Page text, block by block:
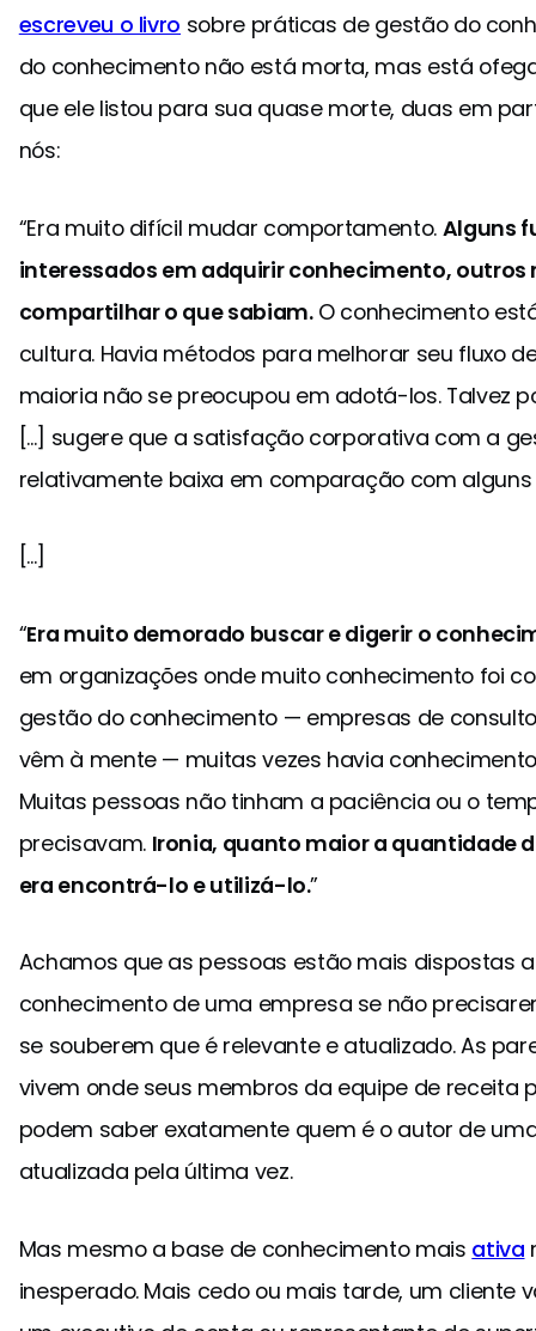
escreveu o livro sobre práticas de gestão do
do conhecimento não está morta, mas está
que ele listou para sua quase morte, duas em
nós:
“Era muito difícil mudar comportamento. Alguns
interessados em adquirir conhecimento,
compartilhar o que sabiam.O conhecimento
cultura. Havia métodos para melhorar seu fluxo
maioria não se preocupou em adotá-los. Talvez
[...] sugere que a satisfação corporativa com a
relativamente baixa em comparação com
[...]
“Era muito demorado buscar e digerir o
em organizações onde muito conhecimento foi
gestão do conhecimento — empresas de
vêm à mente — muitas vezes havia
Muitas pessoas não tinham a paciência ou o
precisavam. Ironia, quanto maior a quantidade
era encontrá-lo e utilizá-lo.”
Achamos que as pessoas estão mais dispostas
conhecimento de uma empresa se não
se souberem que é relevante e atualizado. As
vivem onde seus membros da equipe de receita
podem saber exatamente quem é o autor de
atualizada pela última vez.
Mas mesmo a base de conhecimento mais ativa
inesperado. Mais cedo ou mais tarde, um cliente